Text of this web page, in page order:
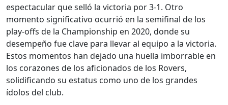
espectacular que selló la victoria por 3-1. Otro
momento significativo ocurrió en la semifinal de los
play-offs de la Championship en 2020, donde su
desempeño fue clave para llevar al equipo a la victoria.
Estos momentos han dejado una huella imborrable en
los corazones de los aficionados de los Rovers,
solidificando su estatus como uno de los grandes
ídolos del club.